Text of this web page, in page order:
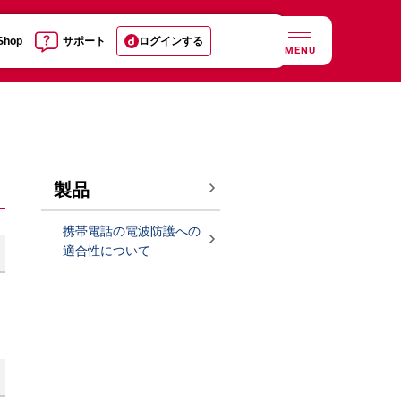
サポート ログインする
MENU
製品
携帯電話の電波防護への
適合性について